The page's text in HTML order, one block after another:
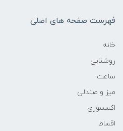
فهرست صفحه های اصلی
خانه
روشنایی
ساعت
میز و صندلی
اکسسوری
اقساط